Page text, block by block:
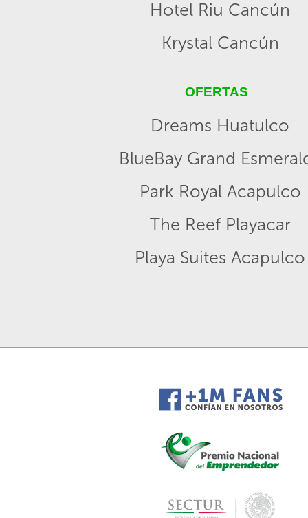
Hotel Riu Cancún
Krystal Cancún
OFERTAS
Dreams Huatulco
BlueBay Grand
Park Royal Acapulco
The Reef Playacar
Playa Suites Acapulco